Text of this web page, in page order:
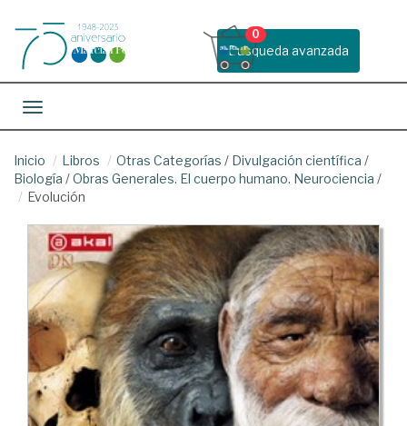
Busqueda avanzada
0
Toggle navigation
Inicio Libros Otras Categorías / Divulgación científica /
Biología /Obras Generales. El cuerpo humano. Neurociencia /
Evolución